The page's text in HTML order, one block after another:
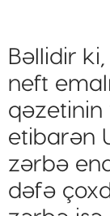
Bəllidir
neft
qəzetinin
etibarən
zərbə
dəfə